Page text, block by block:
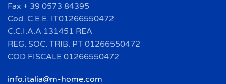
Fax + 39 0573 84395
Cod. C.E.E. IT01266550472
C.C.I.A.A 131451 REA
REG. SOC. TRIB. PT 01266550472
COD FISCALE 01266550472
info.italia@m-home.com